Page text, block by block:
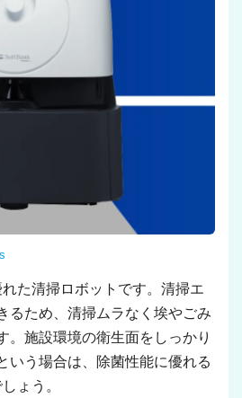
た清掃ロボットです。清掃エ
るため、清掃ムラなく埃やごみ
。施設環境の衛生面をしっかり
いう場合は、除菌性能に優れる
ょう。